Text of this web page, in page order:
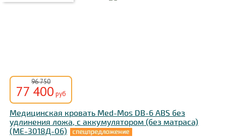
96 750
77 400 руб
Медицинская кровать Med-Mos DB-6 ABS без
удлинения ложа, с аккумулятором (без матраса)
(MЕ-3018Д-06)